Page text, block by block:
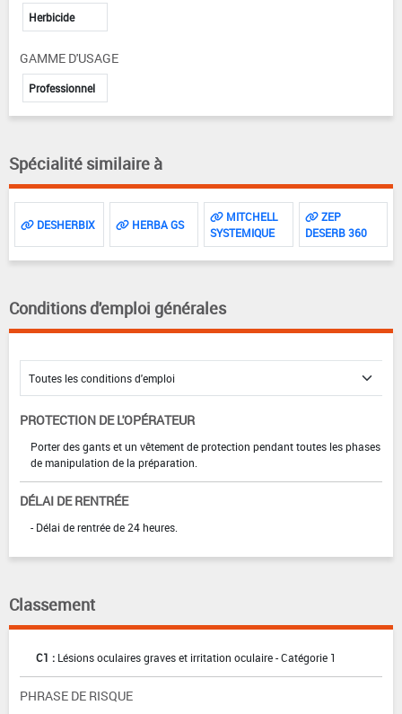
Herbicide
GAMME D'USAGE
Professionnel
Spécialité similaire à
DESHERBIX HERBA GS
MITCHELL
SYSTEMIQUE
ZEP
DESERB 360
Conditions d'emploi générales
PROTECTION DE L'OPÉRATEUR
Porter des gants et un vêtement de protection pendant toutes les phases
de manipulation de la préparation.
DÉLAI DE RENTRÉE
- Délai de rentrée de 24 heures.
Classement
C1 : Lésions oculaires graves et irritation oculaire - Catégorie 1
PHRASE DE RISQUE